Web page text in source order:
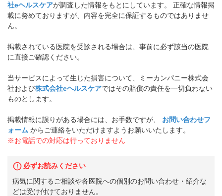
社eヘルスケアが調査した情報をもとにしています。 正確な情報掲
載に努めておりますが、内容を完全に保証するものではありませ
ん。
掲載されている医院を受診される場合は、事前に必ず該当の医院
に直接ご確認ください。
当サービスによって生じた損害について、ミーカンパニー株式会
社および株式会社eヘルスケアではその賠償の責任を一切負わない
ものとします。
掲載情報に誤りがある場合には、お手数ですが、
お問い合わせフ
ォーム からご連絡をいただけますようお願いいたします。
※お電話での対応は行っておりません
必ずお読みください
病気に関するご相談や各医院への個別のお問い合わせ・紹介な
どは受け付けておりません。